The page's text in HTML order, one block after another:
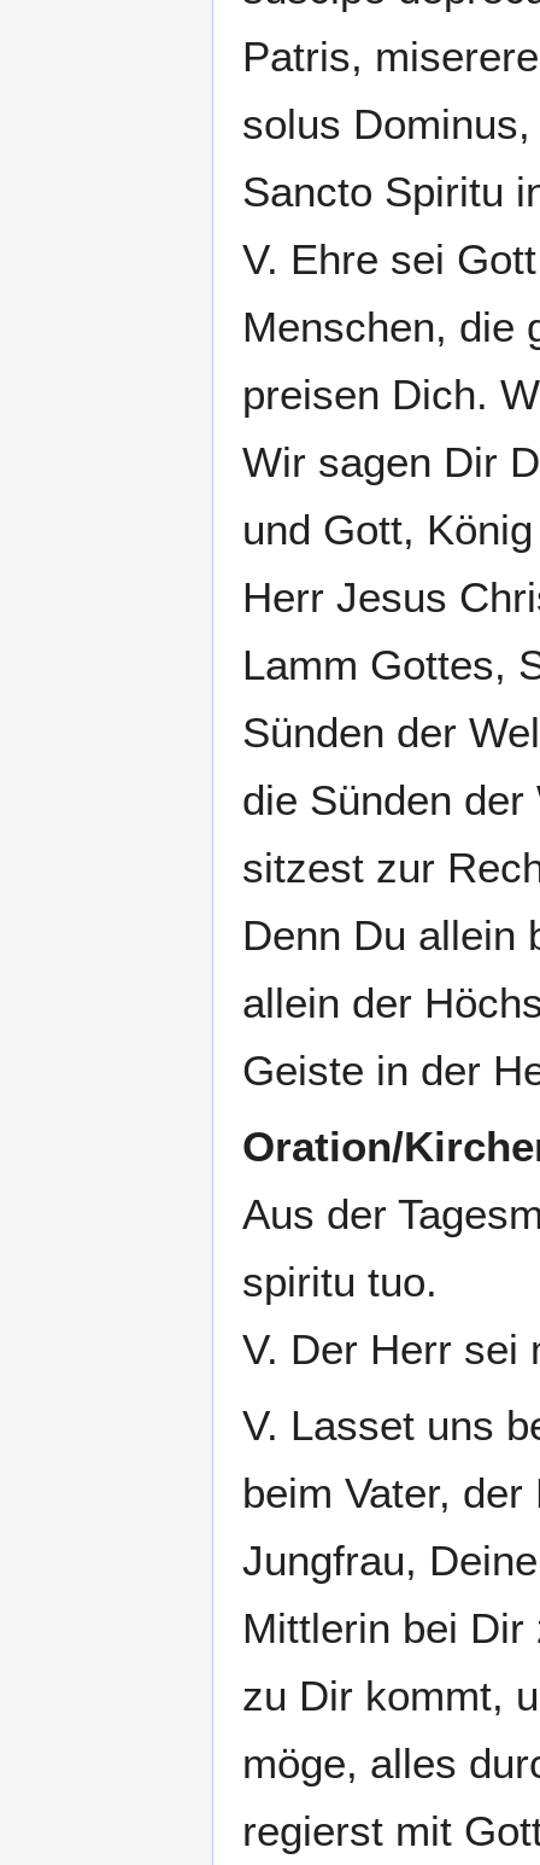
Patris,
solus
Sancto Spiritu
V. Ehre sei
Menschen, die
preisen Dich.
Wir sagen Dir
und Gott,
Herr Jesus
Lamm Gottes,
Sünden der
die Sünden
sitzest zur
Denn Du allein
allein der
Geiste in der
Oration/
Aus der
spiritu tuo.
V. Der Herr sei
V. Lasset uns
beim Vater,
Jungfrau,
Mittlerin bei Dir
zu Dir kommt,
möge, alles
regierst mit